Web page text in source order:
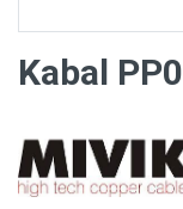
Kabal